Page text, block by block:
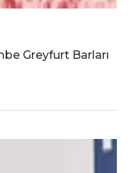
Greyfurt Barları